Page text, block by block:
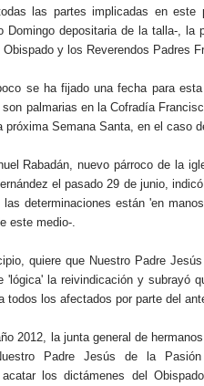
las partes implicadas en
Domingo depositaria de la talla-,
y los Reverendos Padres
se ha fijado una fecha para
palmarias en la Cofradía
próxima Semana Santa, en el caso
Rabadán, nuevo párroco de la
el pasado 29 de junio,
determinaciones están 'en
este medio-.
quiere que Nuestro Padre
'lógica' la reivindicación y subrayó
todos los afectados por parte del
2012, la junta general de
Padre Jesús de la
acatar los dictámenes del